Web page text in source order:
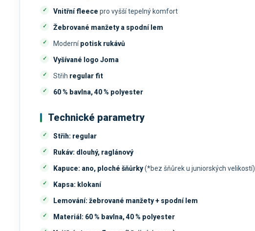
Vnitřní fleece pro vyšší tepelný komfort
Žebrované manžety a spodní lem
Modernípotisk rukávů
Vyšívané logo Joma
Střih regular fit
60 % bavlna, 40 % polyester
Technické parametry
Střih: regular
Rukáv: dlouhý, raglánový
Kapuce: ano, ploché šňůrky(*bez šňůrek u juniorských velikostí)
Kapsa: klokaní
Lemování: žebrované manžety + spodní lem
Materiál: 60 % bavlna, 40 % polyester